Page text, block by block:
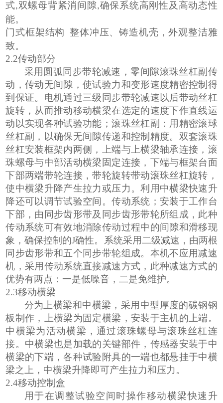
式,双螺母背紧消间隙,确保系统高刚性及高动态性
能。
门式框架结构 整体冲压、铸造机壳，外观整洁雅
致。
2.2传动部分
采用圆弧同步带轮减速，零间隙滚珠丝杠副传
动，传动无间隙，使试验力和变形速度精密控制得
到保证。电机通过三级同步带轮减速以后带动丝杠
旋转，从而推动移动横梁在选定的速度下作直线运
动以实现各种试验功能 ； 滚珠丝杠副：用精密滚球
丝杠副，以确保无间隙传递和控制精度。双套滚珠
丝杠安装框架内两侧，上端与上横梁轴承连接，滚
珠螺母与中部活动横梁固定连接，下端与框架台面
下部两端带轮连接，带轮旋转带动滚珠丝杠旋转，
使中横梁升降产生拉力或压力。利用中横梁快速升
降还可以调节试验空间。传动系统；安装于工作台
下部，由同步齿形带及同步齿形带轮所组成，此种
传动系统可有效地消除传动过程中的间隙和滑移现
象，确保控制的J确性。系统采用二级减速，由两根
同步齿形带和五个同步带轮组成。本机不应用减速
机，采用传动系统直接减速方式，此种减速方式的
优势有两点：一是低噪音，二是免维护。
2.3移动横梁
分为上横梁和中横梁，采用中型厚度的碳钢钢
板制作，上横梁为固定横梁，安装于主机的上端。
中横梁为活动横梁，通过滚珠螺母与滚珠丝杠连
接。中横梁也是加载的关键部件，传感器安装于中
横梁的下端，各种试验附具的一端也都悬挂于中横
梁之上，中横梁升降即可产生拉力和压力。
2.4移动控制盒
用于在调整试验空间时操作移动横梁快速升